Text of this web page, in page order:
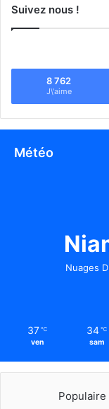
Suivez nous !
8 762
J\'aime
Météo
Nuages
37 ℃
ven
34 ℃
sam
Populaire